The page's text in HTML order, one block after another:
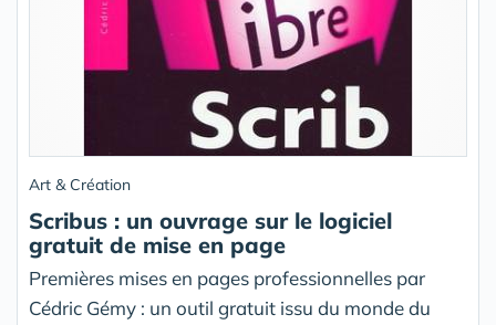
Art & Création
Scribus : un ouvrage sur le logiciel
gratuit de mise en page
Premières mises en pages professionnelles par
Cédric Gémy : un outil gratuit issu du monde du